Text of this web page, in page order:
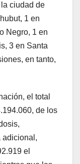
ciudad de
1 en
Negro, 1 en
3 en Santa
en tanto,
el total
de los
adicional,
el